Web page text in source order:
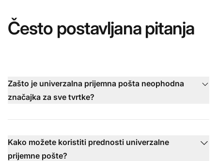
Često postavljana pitanja
Zašto je univerzalna prijemna pošta neophodna
značajka za sve tvrtke?
Kako možete koristiti prednosti univerzalne
prijemne pošte?